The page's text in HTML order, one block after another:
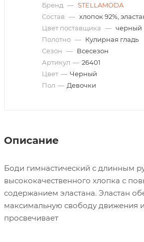
Бренд — STELLAMODA
Состав — хлопок 92%,
Цвет поставщика — черный
Полотно — Кулирная гладь
Сезон — Всесезон
Артикул — 26401
Цвет — Черный
Пол — Девочки
Описание
Боди гимнастический с длинным
высококачественного хлопка с
содержанием эластана. Эластан
максимальную свободу движения
просвечивает